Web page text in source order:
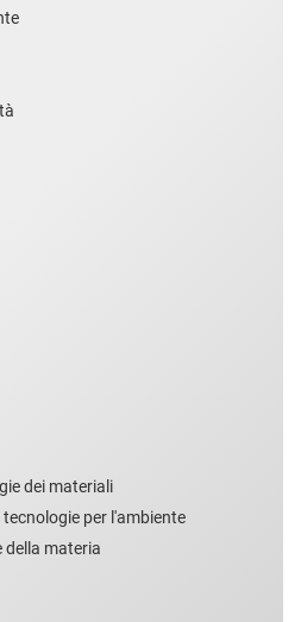
dei materiali
tecnologie per l'ambiente
della materia